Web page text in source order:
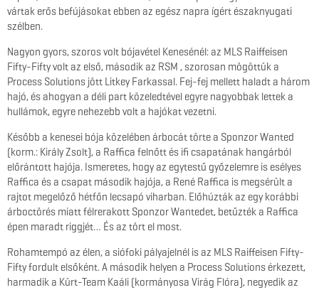
vártak erős befújásokat ebben az egész napra ígért északnyugati
szélben.
Nagyon gyors, szoros volt bójavétel Kenesénél: az MLS Raiffeisen
Fifty-Fifty volt az első, második az RSM , szorosan mögöttük a
Process Solutions jött Litkey Farkassal. Fej-fej mellett haladt a három
hajó, és ahogyan a déli part közeledtével egyre nagyobbak lettek a
hullámok, egyre nehezebb volt a hajókat vezetni.
Később a kenesei bója közelében árbocát törte a Sponzor Wanted
(korm.: Király Zsolt), a Raffica felnőtt és ifi csapatának hangárból
előrántott hajója. Ismeretes, hogy az egytestű győzelemre is esélyes
Raffica és a csapat második hajója, a René Raffica is megsérült a
rajtot megelőző hétfőn lecsapó viharban. Előhúzták az egy korábbi
árboctörés miatt félrerakott Sponzor Wantedet, betűzték a Raffica
épen maradt riggjét… És az tört el most.
Rohamtempó az élen, a siófoki pályajelnél is az MLS Raiffeisen Fifty-
Fifty fordult elsőként. A második helyen a Process Solutions érkezett,
harmadik a Kürt-Team Kaáli (kormányosa Virág Flóra), negyedik az